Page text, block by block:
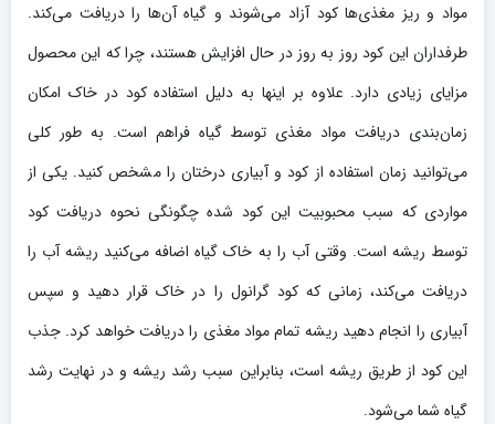
مواد و ریز مغذی‌ها کود آزاد می‌شوند و گیاه آن‌ها را دریافت می‌کند.
طرفداران این کود روز به روز در حال افزایش هستند، چرا که این محصول
مزایای زیادی دارد. علاوه بر اینها به دلیل استفاده کود در خاک امکان
زمان‌بندی دریافت مواد مغذی توسط گیاه فراهم است. به طور کلی
می‌توانید زمان استفاده از کود و آبیاری درختان را مشخص کنید. یکی از
مواردی که سبب محبوبیت این کود شده چگونگی نحوه دریافت کود
توسط ریشه است. وقتی آب را به خاک گیاه اضافه می‌کنید ریشه آب را
دریافت می‌کند، زمانی که کود گرانول را در خاک قرار دهید و سپس
آبیاری را انجام دهید ریشه تمام مواد مغذی را دریافت خواهد کرد. جذب
این کود از طریق ریشه است، بنابراین سبب رشد ریشه و در نهایت رشد
گیاه شما می‌شود.